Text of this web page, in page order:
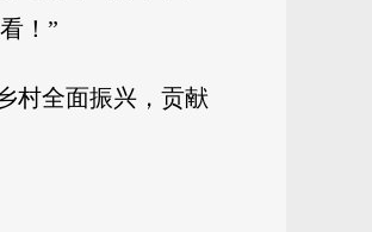
！”
村全面振兴，贡献